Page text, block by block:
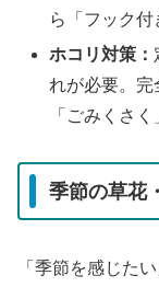
ら「フック付
ホコリ対策：
れが必要。完
「ごみくさ
季節の草花
「季節を感じた